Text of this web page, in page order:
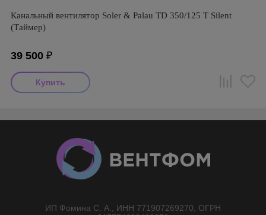
Канальный вентилятор Soler & Palau TD 350/125 T Silent
(Таймер)
39 500 ₽
ИП Фомина С. А., ИНН 771907269270, ОГРН